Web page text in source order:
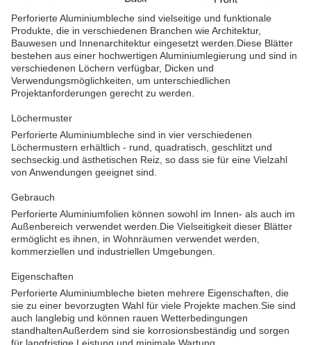
Perforierte Aluminiumbleche sind vielseitige und funktionale
Produkte, die in verschiedenen Branchen wie Architektur,
Bauwesen und Innenarchitektur eingesetzt werden.Diese Blätter
bestehen aus einer hochwertigen Aluminiumlegierung und sind in
verschiedenen Löchern verfügbar, Dicken und
Verwendungsmöglichkeiten, um unterschiedlichen
Projektanforderungen gerecht zu werden.
Löchermuster
Perforierte Aluminiumbleche sind in vier verschiedenen
Löchermustern erhältlich - rund, quadratisch, geschlitzt und
sechseckig.und ästhetischen Reiz, so dass sie für eine Vielzahl
von Anwendungen geeignet sind.
Gebrauch
Perforierte Aluminiumfolien können sowohl im Innen- als auch im
Außenbereich verwendet werden.Die Vielseitigkeit dieser Blätter
ermöglicht es ihnen, in Wohnräumen verwendet werden,
kommerziellen und industriellen Umgebungen.
Eigenschaften
Perforierte Aluminiumbleche bieten mehrere Eigenschaften, die
sie zu einer bevorzugten Wahl für viele Projekte machen.Sie sind
auch langlebig und können rauen Wetterbedingungen
standhaltenAußerdem sind sie korrosionsbeständig und sorgen